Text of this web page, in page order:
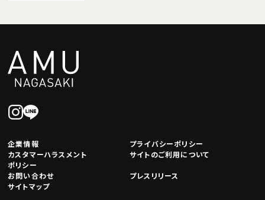
企業情報
プライバシーポリシー
カスタマーハラスメント
ポリシー
サイトのご利用について
お問い合わせ
プレスリリース
サイトマップ